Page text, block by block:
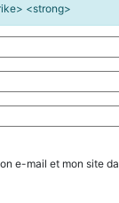
<strong>
e-mail et mon site